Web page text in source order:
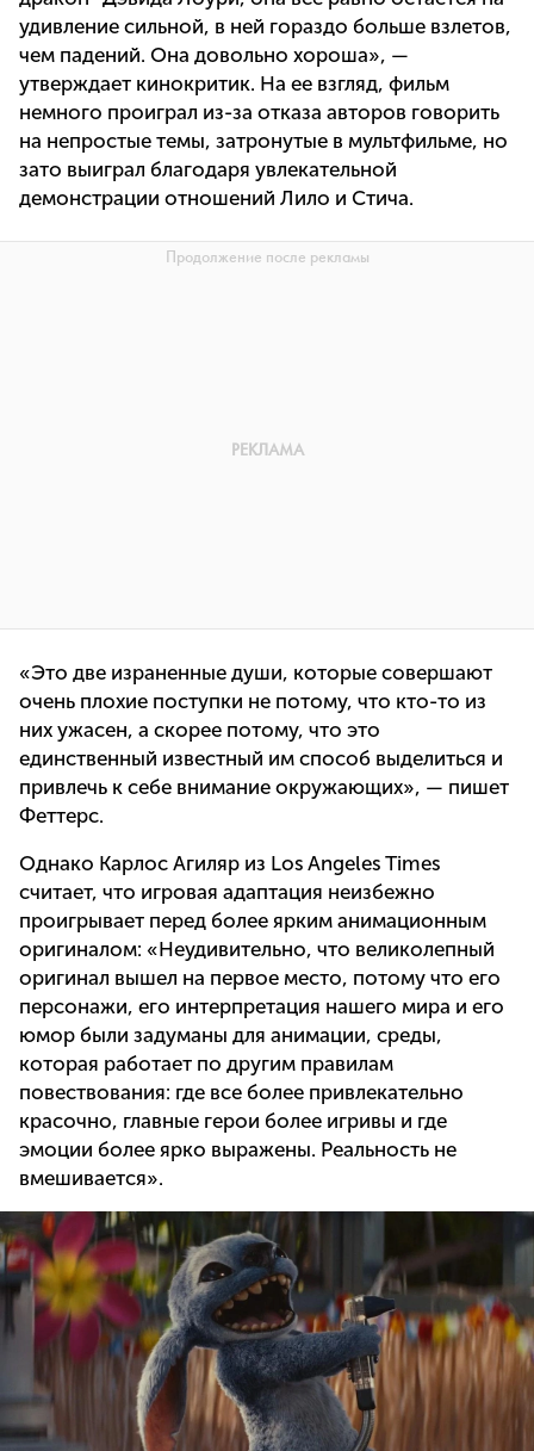
удивление сильной, в ней гораздо больше взлетов,
чем падений. Она довольно хороша», —
утверждает кинокритик. На ее взгляд, фильм
немного проиграл из-за отказа авторов говорить
на непростые темы, затронутые в мультфильме, но
зато выиграл благодаря увлекательной
демонстрации отношений Лило и Стича.
«Это две израненные души, которые совершают
очень плохие поступки не потому, что кто-то из
них ужасен, а скорее потому, что это
единственный известный им способ выделиться и
привлечь к себе внимание окружающих», — пишет
Феттерс.
Однако Карлос Агиляр из Los Angeles Times
считает, что игровая адаптация неизбежно
проигрывает перед более ярким анимационным
оригиналом: «Неудивительно, что великолепный
оригинал вышел на первое место, потому что его
персонажи, его интерпретация нашего мира и его
юмор были задуманы для анимации, среды,
которая работает по другим правилам
повествования: где все более привлекательно
красочно, главные герои более игривы и где
эмоции более ярко выражены. Реальность не
вмешивается».